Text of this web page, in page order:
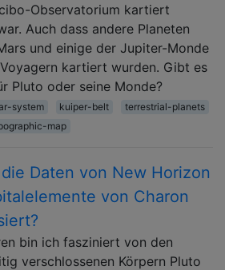
Observatorium kartiert
Auch dass andere Planeten
und einige der Jupiter-Monde
kartiert wurden. Gibt es
Pluto oder seine Monde?
system kuiper-belt
terrestrial-planets
map
Daten von New Horizon
von Charon
bin ich fasziniert von den
verschlossenen Körpern Pluto